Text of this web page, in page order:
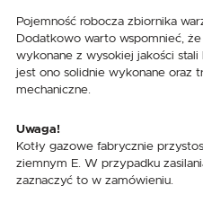
Pojemność robocza zbiornika
Dodatkowo warto wspomnieć, że
wykonane z wysokiej jakości
jest ono solidnie wykonane oraz
mechaniczne.
Uwaga!
Kotły gazowe fabrycznie
ziemnym E. W przypadku
zaznaczyć to w zamówieniu.